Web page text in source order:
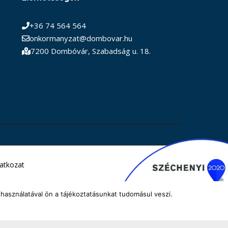
+36 74 564 564
onkormanyzat@dombovar.hu
7200 Dombóvár, Szabadság u. 18.
ön a tájékoztatásunkat tudomásul veszi.